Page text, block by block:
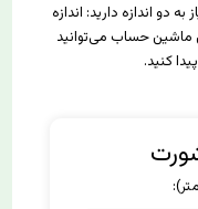
دو اندازه دارید: اندازه
ماشین حساب می‌توانید
کنید.